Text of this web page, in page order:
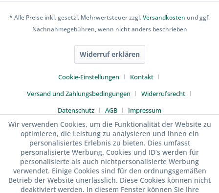
* Alle Preise inkl. gesetzl. Mehrwertsteuer zzgl.Versandkosten und ggf.
Nachnahmegebühren, wenn nicht anders beschrieben
Widerruf erklären
Cookie-Einstellungen
Kontakt
Versand und Zahlungsbedingungen
Widerrufsrecht
Datenschutz
AGB Impressum
Wir verwenden Cookies, um die Funktionalität der Website zu
optimieren, die Leistung zu analysieren und ihnen ein
personalisiertes Erlebnis zu bieten. Dies umfasst
personalisierte Werbung. Cookies und ID’s werden für
personalisierte als auch nichtpersonalisierte Werbung
verwendet. Einige Cookies sind für den ordnungsgemäßen
Betrieb der Website unerlässlich. Diese Cookies können nicht
deaktiviert werden. In diesem Fenster können Sie Ihre